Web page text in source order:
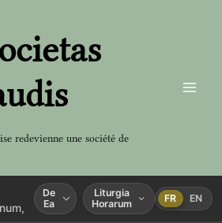
redevienne une société de
De
Ea
Liturgia
Horarum
FR EN